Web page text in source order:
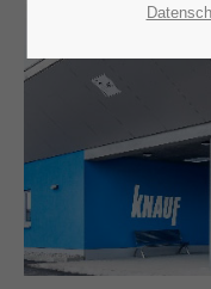
Register|Lost your
Lorem ipsum dolor
24h/ 365days